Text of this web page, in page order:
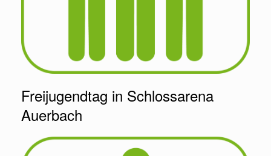
Freijugendtag in Schlossarena
Auerbach